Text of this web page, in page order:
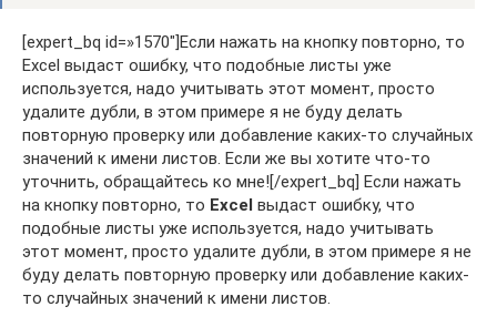
[expert_bq id=»1570″]Если нажать на кнопку повторно, то
Excel выдаст ошибку, что подобные листы уже
используется, надо учитывать этот момент, просто
удалите дубли, в этом примере я не буду делать
повторную проверку или добавление каких-то случайных
значений к имени листов. Если же вы хотите что-то
уточнить, обращайтесь ко мне![/expert_bq] Если нажать
на кнопку повторно, то Excel выдаст ошибку, что
подобные листы уже используется, надо учитывать
этот момент, просто удалите дубли, в этом примере я не
буду делать повторную проверку или добавление каких-
то случайных значений к имени листов.